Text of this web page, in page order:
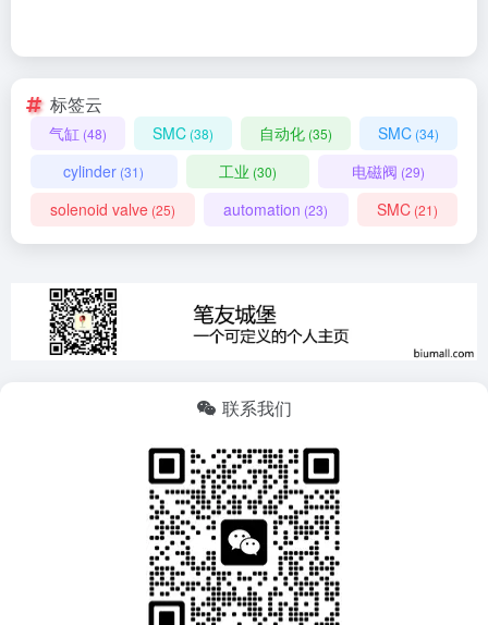
标签云
气缸 (48) SMC (38) 自动化 (35) SMC (34)
cylinder (31) 工业 (30) 电磁阀 (29)
solenoid valve (25) automation (23) SMC(21)
联系我们